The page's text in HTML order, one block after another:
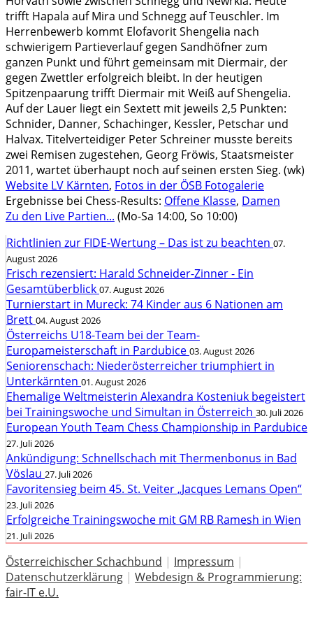
trifft Hapala auf Mira und Schnegg auf Teuschler. Im
Herrenbewerb kommt Elofavorit Shengelia nach
schwierigem Partieverlauf gegen Sandhöfner zum
ganzen Punkt und führt gemeinsam mit Diermair, der
gegen Zwettler erfolgreich bleibt. In der heutigen
Spitzenpaarung trifft Diermair mit Weiß auf Shengelia.
Auf der Lauer liegt ein Sextett mit jeweils 2,5 Punkten:
Schnider, Danner, Schachinger, Kessler, Petschar und
Halvax. Titelverteidiger Peter Schreiner musste bereits
zwei Remisen zugestehen, Georg Fröwis, Staatsmeister
2011, wartet überhaupt noch auf seinen ersten Sieg. (wk)
Website LV Kärnten, Fotos in der ÖSB Fotogalerie
Ergebnisse bei Chess-Results: Offene Klasse, Damen
Zu den Live Partien... (Mo-Sa 14:00, So 10:00)
Richtlinien zur FIDE-Wertung – Das ist zu beachten 07.
August 2026
Frisch rezensiert: Harald Schneider-Zinner - Ein
Gesamtüberblick 07. August 2026
Turnierstart in Mureck: 74 Kinder aus 6 Nationen am
Brett 04. August 2026
Österreichs U18-Team bei der Team-
Europameisterschaft in Pardubice 03. August 2026
Seniorenschach: Niederösterreicher triumphiert in
Unterkärnten 01. August 2026
Ehemalige Weltmeisterin Alexandra Kosteniuk begeistert
bei Trainingswoche und Simultan in Österreich 30. Juli 2026
European Youth Team Chess Championship in Pardubice
27. Juli 2026
Ankündigung: Schnellschach mit Thermenbonus in Bad
Vöslau 27. Juli 2026
Favoritensieg beim 45. St. Veiter „Jacques Lemans Open“
23. Juli 2026
Erfolgreiche Trainingswoche mit GM RB Ramesh in Wien
21. Juli 2026
Österreichischer Schachbund | Impressum |
Datenschutzerklärung | Webdesign & Programmierung:
fair-IT e.U.